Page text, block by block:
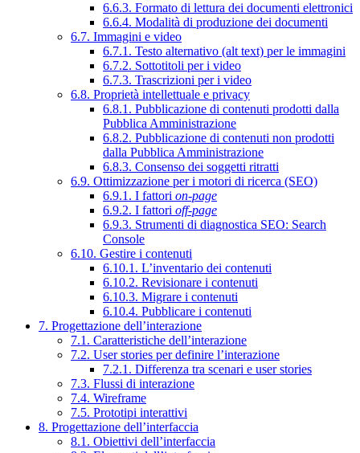
6.6.3. Formato di lettura dei documenti elettronici
6.6.4. Modalità di produzione dei documenti
6.7. Immagini e video
6.7.1. Testo alternativo (alt text) per le immagini
6.7.2. Sottotitoli per i video
6.7.3. Trascrizioni per i video
6.8. Proprietà intellettuale e privacy
6.8.1. Pubblicazione di contenuti prodotti dalla
Pubblica Amministrazione
6.8.2. Pubblicazione di contenuti non prodotti
dalla Pubblica Amministrazione
6.8.3. Consenso dei soggetti ritratti
6.9. Ottimizzazione per i motori di ricerca (SEO)
6.9.1. I fattori on-page
6.9.2. I fattori off-page
6.9.3. Strumenti di diagnostica SEO: Search
Console
6.10. Gestire i contenuti
6.10.1. L’inventario dei contenuti
6.10.2. Revisionare i contenuti
6.10.3. Migrare i contenuti
6.10.4. Pubblicare i contenuti
7. Progettazione dell’interazione
7.1. Caratteristiche dell’interazione
7.2. User stories per definire l’interazione
7.2.1. Differenza tra scenari e user stories
7.3. Flussi di interazione
7.4. Wireframe
7.5. Prototipi interattivi
8. Progettazione dell’interfaccia
8.1. Obiettivi dell’interfaccia